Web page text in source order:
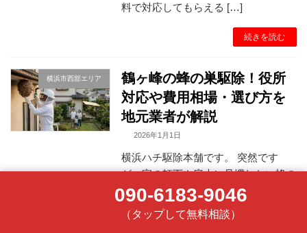
料で対応してもらえる […]
続きを読む
横浜市西部エリア
鶴ヶ峰の蜂の巣駆除！役所
対応や費用相場・選び方を
地元業者が解説
2026年1月1日
横浜ハチ駆除本舗です。 突然です
が、家の軒下や庭木に見慣れない蜂の
巣を見つけて、ドキッとした経験はあ
りませんか？ 特にここ横浜市旭区の
鶴ヶ峰エリアは、相鉄線沿線でも特に
090-6183-9046
（タップして無料相談）